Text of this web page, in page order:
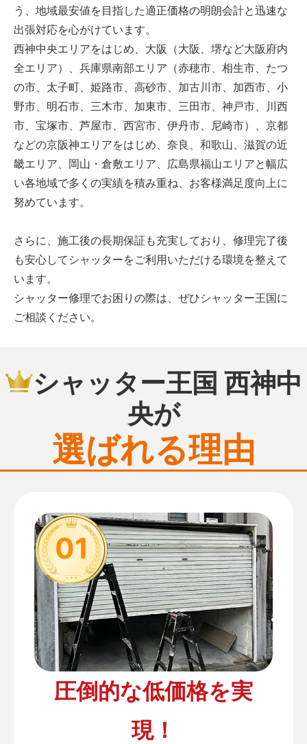
う、地域最安値を目指した適正価格の明朗会計と迅速な
出張対応を心がけています。
西神中央エリアをはじめ、大阪（大阪、堺など大阪府内
全エリア）、兵庫県南部エリア（赤穂市、相生市、たつ
の市、太子町、姫路市、高砂市、加古川市、加西市、小
野市、明石市、三木市、加東市、三田市、神戸市、川西
市、宝塚市、芦屋市、西宮市、伊丹市、尼崎市）、京都
などの京阪神エリアをはじめ、奈良、和歌山、滋賀の近
畿エリア、岡山・倉敷エリア、広島県福山エリアと幅広
い各地域で多くの実績を積み重ね、お客様満足度向上に
努めています。
さらに、施工後の長期保証も充実しており、修理完了後
も安心してシャッターをご利用いただける環境を整えて
います。
シャッター修理でお困りの際は、ぜひシャッター王国に
ご相談ください。
シャッター王国 西神中
央が
選ばれる理由
01
圧倒的な低価格を実
現！